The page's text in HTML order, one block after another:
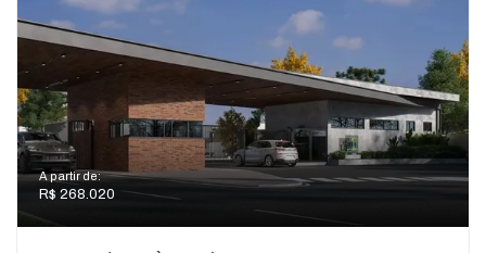
A partir de:
R$ 268.020